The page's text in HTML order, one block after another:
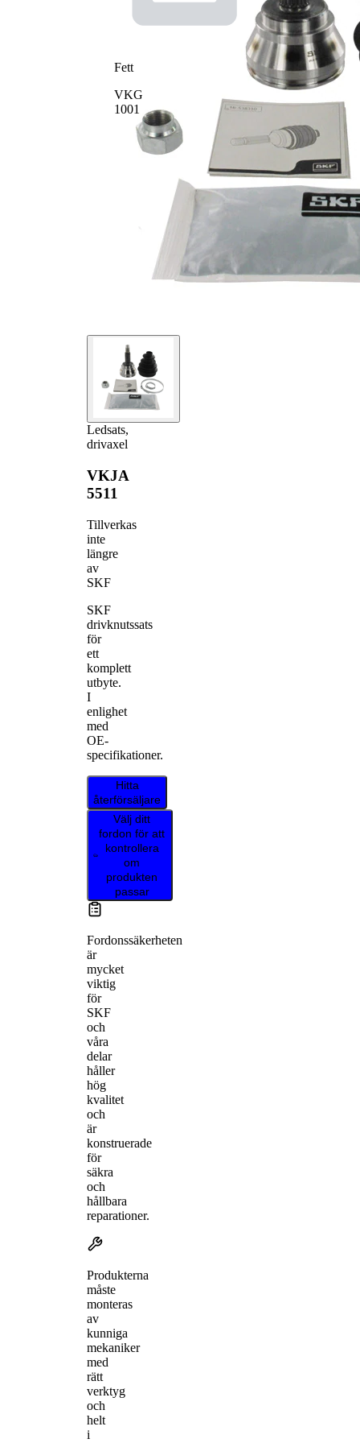
Ledsats,
drivaxel
VKJA
5511
Tillverkas
inte
längre
av
SKF
SKF
drivknutssats
för
ett
komplett
utbyte.
I
enlighet
med
OE-
specifikationer.
Hitta
återförsäljare
Välj ditt
fordon för att
kontrollera
om
produkten
passar
Fordonssäkerheten
är
mycket
viktig
för
SKF
och
våra
delar
håller
hög
kvalitet
och
är
konstruerade
för
säkra
och
hållbara
reparationer.
Produkterna
måste
monteras
av
kunniga
mekaniker
med
rätt
verktyg
och
helt
i
Fett
VKG
1001